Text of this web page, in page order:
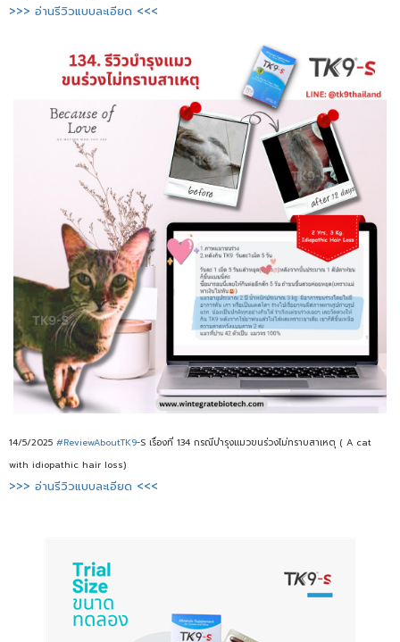
>>> อ่านรีวิวแบบละเอียด <<<
14/5/2025 #ReviewAboutTK9-S เรื่องที่ 134 กรณีบำรุงแมวขนร่วงไม่ทราบสาเหตุ ( A cat
with idiopathic hair loss)
>>> อ่านรีวิวแบบละเอียด <<<